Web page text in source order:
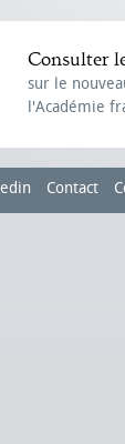
Consulter
sur le
l'Académie
Contact